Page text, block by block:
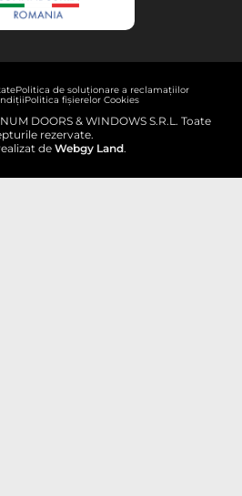
DOORS & WINDOWS S.R.L. Toate
rezervate.
de Webgy Land.
Politica de soluționare a reclamațiilor
Politica fișierelor Cookies